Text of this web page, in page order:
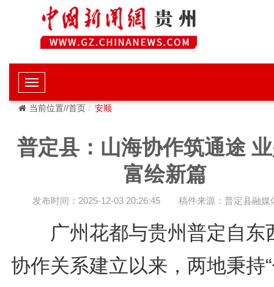
当前位置//首页 安顺
普定县：山海协作筑通途
富绘新篇
发布时间：2025-12-03 20:26:45 稿件来源：普定县融媒
广州花都与贵州普定自东
协作关系建立以来，两地秉持